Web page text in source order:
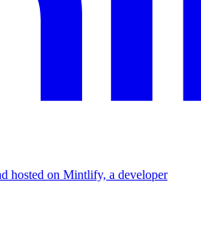
hosted on Mintlify, a developer